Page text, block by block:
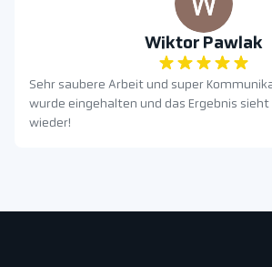
Wiktor Pawlak
Sehr saubere Arbeit und super
wurde eingehalten und das Ergebnis sieht
wieder!